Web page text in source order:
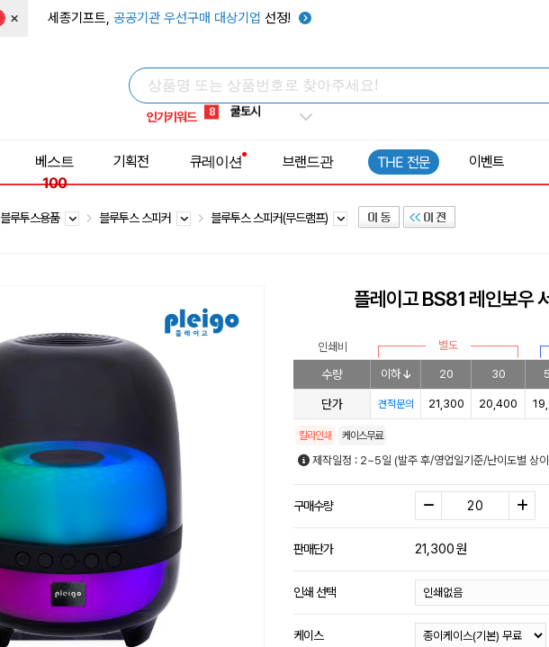
× 세종기프트, 공공기관 우선구매 대상기업 선정!
인기키워드
5 키캡
8 쿨토시
9 넥쿨러
1 선풍기
베스트
100
기획전 큐레이션 브랜드관 THE 전문 이벤트
블루투스용품 블루투스 스피커 블루투스 스피커(무드램프)
플레이고 BS81 레인보우
인쇄비 별도
수량 이하 20 30
단가 견적문의 21,300 20,400
칼라인쇄 케이스무료
제작일정 : 2~5일 (발주 후/영업일기준/난이도별 상
구매수량
판매단가 21,300원
인쇄 선택
케이스